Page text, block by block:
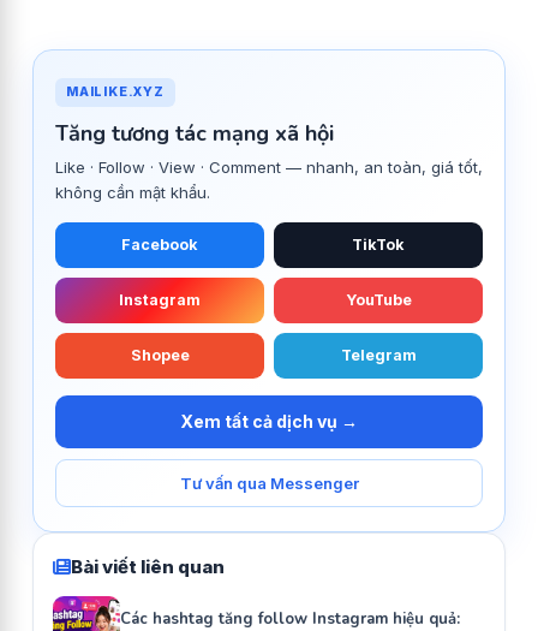
MAILIKE.XYZ
Tăng tương tác mạng xã hội
Like · Follow · View · Comment — nhanh, an toàn, giá tốt,
không cần mật khẩu.
Facebook TikTok
Instagram YouTube
Shopee Telegram
Xem tất cả dịch vụ →
Tư vấn qua Messenger
Bài viết liên quan
Các hashtag tăng follow Instagram hiệu quả: